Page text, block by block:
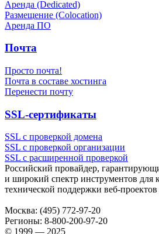
Аренда (Dedicated)
Размещение (Colocation)
Аренда ПО
Почта
Просто почта!
Почта в составе хостинга
Перенести почту
SSL-сертификаты
SSL с проверкой домена
SSL с проверкой организации
SSL с расширенной проверкой
Российский провайдер,
и широкий спектр инструментов для
технической поддержки веб-проектов
Москва: (495) 772-97-20
Регионы: 8-800-200-97-20
© 1999 — 2025